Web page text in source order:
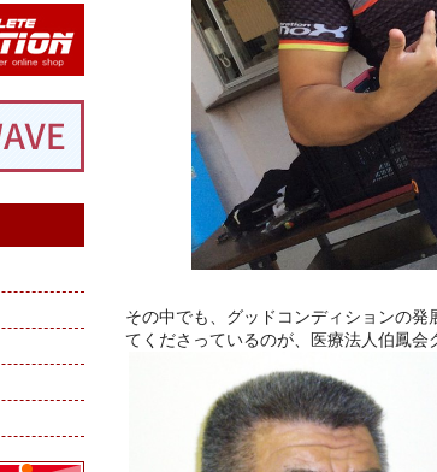
その中でも、グッドコンディションの
てくださっているのが、医療法人伯鳳会